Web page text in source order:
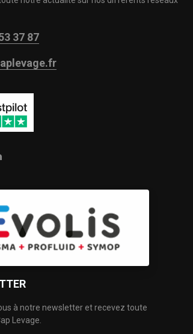
37 87
à notre newsletter et recevez toute
Levage.